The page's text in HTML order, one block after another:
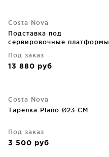
Costa Nova
Подставка под
сервировочные платформы
Под заказ
13 880 руб
Costa Nova
Тарелка Plano Ø23 CM
Под заказ
3 500 руб